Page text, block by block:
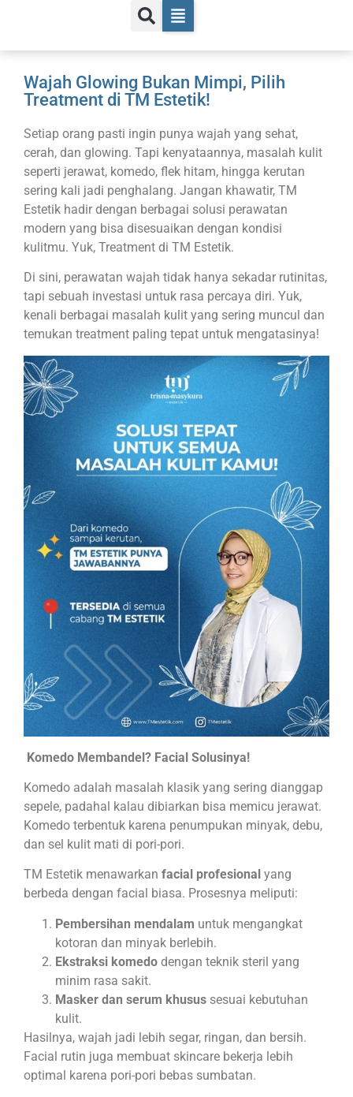
Wajah Glowing Bukan Mimpi, Pilih
Treatment di TM Estetik!
Setiap orang pasti ingin punya wajah yang sehat,
cerah, dan glowing. Tapi kenyataannya, masalah kulit
seperti jerawat, komedo, flek hitam, hingga kerutan
sering kali jadi penghalang. Jangan khawatir, TM
Estetik hadir dengan berbagai solusi perawatan
modern yang bisa disesuaikan dengan kondisi
kulitmu. Yuk, Treatment di TM Estetik.
Di sini, perawatan wajah tidak hanya sekadar rutinitas,
tapi sebuah investasi untuk rasa percaya diri. Yuk,
kenali berbagai masalah kulit yang sering muncul dan
temukan treatment paling tepat untuk mengatasinya!
Komedo Membandel? Facial Solusinya!
Komedo adalah masalah klasik yang sering dianggap
sepele, padahal kalau dibiarkan bisa memicu jerawat.
Komedo terbentuk karena penumpukan minyak, debu,
dan sel kulit mati di pori-pori.
TM Estetik menawarkan facial profesional yang
berbeda dengan facial biasa. Prosesnya meliputi:
Pembersihan mendalam untuk mengangkat
kotoran dan minyak berlebih.
Ekstraksi komedo dengan teknik steril yang
minim rasa sakit.
Masker dan serum khusus sesuai kebutuhan
kulit.
Hasilnya, wajah jadi lebih segar, ringan, dan bersih.
Facial rutin juga membuat skincare bekerja lebih
optimal karena pori-pori bebas sumbatan.